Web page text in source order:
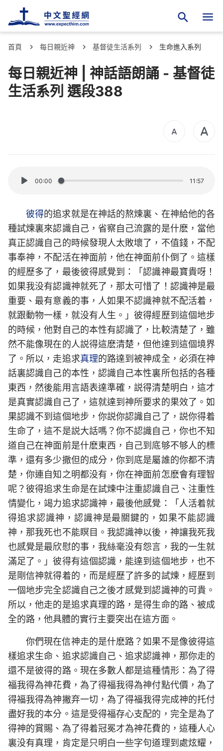
首頁 每日親近神 基督徒生活系列 生命進入系列
每日親近神 | 神話語朗誦 - 基督徒
生活系列 選段388
00:00 11:57
彼得的追求就是在神話的熬煉裏、在神給他的各
種試煉裏來認識自己，省察自己流露的是什麽，當他
真正認識自己的時候發現人太敗壞了，不值錢，不配
事奉神，不配活在神面前，他在神面前仆倒了。這樣
的經歷多了，最後彼得感覺到：「認識神最寶貴呀！
如果我没有認識神就死了，那太可惜了！認識神是最
重要、最有意義的事，人如果不認識神就不配活着，
就跟動物一樣，就没有人生。」彼得經歷到這個地步
的時候，他對自己的本性有認識了，比較清楚了，雖
然不能像現在的人説得這麽清楚，但他達到這個境界
了。所以，走追求真理的路達到被神成全，必須在神
話裏認識自己的本性，認識自己本性裏所包括的各種
東西，然後能用言語表達準確，説得清楚明白，這才
是真實認識自己了，這就達到神所要求的果效了。如
果認識不到這個地步，你説你認識自己了，説你得着
生命了，這不是説大話嗎？你不認識自己，你也不知
道自己在神面前是什麽東西，自己到底够不够人的標
準，還有多少撒但的成分，你到底是屬誰的你都不清
楚，你連自知之明都没有，你在神面前怎麽會有理智
呢？彼得追求生命是在試煉中注重認識自己、注重性
情變化，竭力追求認識神，最後他感覺：「人活着就
得追求認識神，認識神是最關鍵的，如果不能認識
神，那我死也不能瞑目。我認識神以後，神讓我死我
也感覺是最欣慰的事，我絲毫没有怨言，我的一生就
滿足了。」彼得有這個認識，能達到這個地步，也不
是剛信神就得着的，而是經歷了許多的試煉，經歷到
一個地步完全認識自己之後才感覺到認識神的可貴。
所以，他走的是追求真理的路，是得生命的路、被成
全的路，他具體的實行主要突出在這方面。
你們現在信神走的是什麽路？如果不是像彼得這
樣追求生命、追求認識自己、追求認識神，那你走的
還不是彼得的路。現在多數人都是這種情形：為了得
福我得為神花費，為了得福我得為神付點代價，為了
得福我得為神撇弃一切，為了得福我得完成神的托付
盡好我的本分。這是受得福存心支配的，完全是為了
得神的賞賜、為了得着冠冕才為神花費的，這種人心
裏没有真理，肯定是只明白一些字句道理到處炫耀，